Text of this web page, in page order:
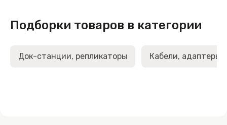
Подборки товаров в категории
Док-станции, репликаторы Кабели, адаптеры,